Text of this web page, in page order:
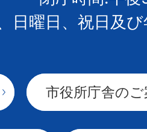
日曜日、祝日及
市役所庁舎の